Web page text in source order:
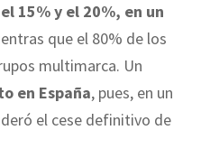
15% y el 20%, en un
que el 80% de los
multimarca. Un
en España, pues, en un
el cese definitivo de